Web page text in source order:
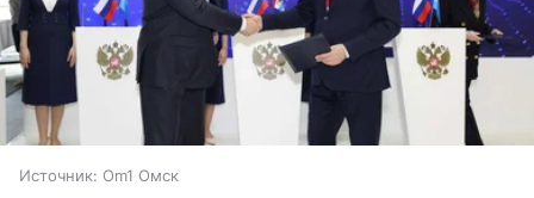
Источник: Om1 Омск